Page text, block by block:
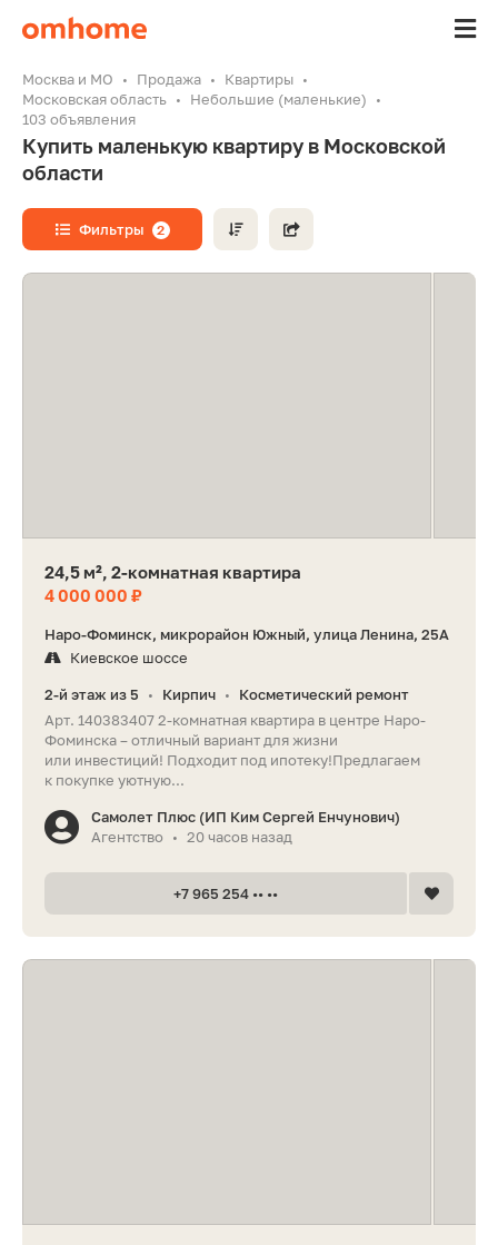
Москва и МО Продажа
Квартиры
Московская область
Небольшие (маленькие)
103 объявления
Купить маленькую квартиру в Московской
области
Фильтры 2
24,5 м², 2-комнатная квартира
4 000 000 ₽
Наро-Фоминск, микрорайон Южный, улица Ленина, 25А
Киевское шоссе
2-й этаж из 5 • Кирпич •
Косметический ремонт
Арт. 140383407 2-комнатная квартира в центре Наро-
Фоминска – отличный вариант для жизни
или инвестиций! Подходит под ипотеку!Предлагаем
к покупке уютную...
Самолет Плюс (ИП Ким Сергей Енчунович)
Агентство
• 20 часов назад
+7 965 254 •• ••